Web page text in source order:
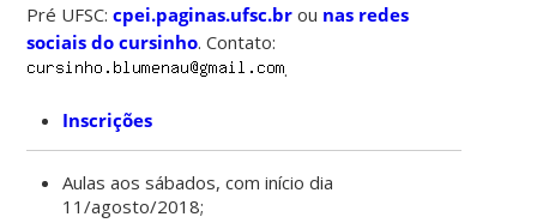
Pré UFSC:cpei.paginas.ufsc.br ou nas redes
sociais do cursinho. Contato:
.
Inscrições
Aulas aos sábados, com início dia
11/agosto/2018;